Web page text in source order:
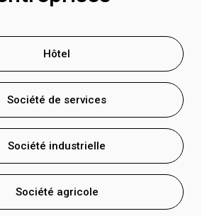
Hôtel
Société de services
Société industrielle
Société agricole